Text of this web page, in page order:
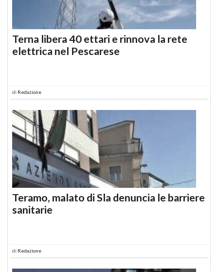
Terna libera 40 ettari e rinnova la rete
elettrica nel Pescarese
di Redazione
Teramo, malato di Sla denuncia le barriere
sanitarie
di Redazione